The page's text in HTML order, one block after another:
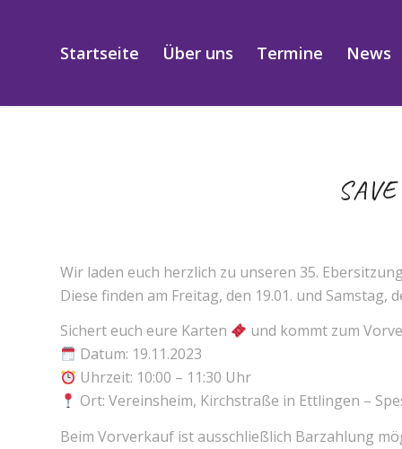
Startseite Über uns Termine News
Wir laden euch herzlich zu unseren 35.
Diese finden am Freitag, den 19.01. und Samstag,
Sichert euch eure Karten
und kommt zum
Datum: 19.11.2023
Uhrzeit: 10:00 – 11:30 Uhr
Ort: Vereinsheim, Kirchstraße in Ettlingen –
Beim Vorverkauf ist ausschließlich Barzahlung